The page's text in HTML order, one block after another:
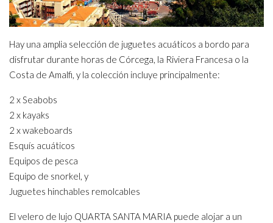
Hay una amplia selección de juguetes acuáticos a bordo para
disfrutar durante horas de Córcega, la Riviera Francesa o la
Costa de Amalfi, y la colección incluye principalmente:
2 x Seabobs
2 x kayaks
2 x wakeboards
Esquís acuáticos
Equipos de pesca
Equipo de snorkel, y
Juguetes hinchables remolcables
El velero de lujo QUARTA SANTA MARIA puede alojar a un